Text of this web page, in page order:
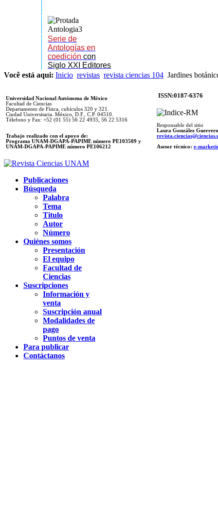
Serie de
Antologías en
coedición con
Siglo XXI Editores
Você está aqui: Inicio revistas revista ciencias 104 Jardines
Universidad Nacional Autónoma de México
Facultad de Ciencias
Departamento de Física, cubículos 320 y 321.
Ciudad Universitaria. México, D.F., C.P. 04510.
Télefono y Fax: +52 (01 55) 56 22 4935, 56 22 5316
Trabajo realizado con el apoyo de:
Programa UNAM-DGAPA-PAPIME número PE103509 y
UNAM-DGAPA-PAPIME número PE106212
ISSN:0187-6376
Responsable del sitio
Laura González Guerrero
Asesor técnico: e-
Publicaciones
Búsqueda
Palabra
Tema
Titulo
Autor
Número
Quiénes somos
Presentación
El equipo
Facultad de
Ciencias
Suscripciones
Información y
venta
Suscripción anual
Modalidades de
pago
Puntos de venta
Para publicar
Contáctanos